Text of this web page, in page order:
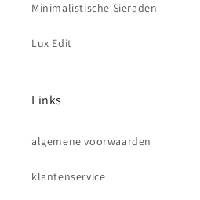
Minimalistische Sieraden
Lux Edit
Links
algemene voorwaarden
klantenservice